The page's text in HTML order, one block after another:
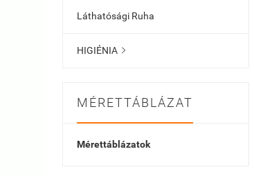
Láthatósági Ruha
HIGIÉNIA 
MÉRETTÁBLÁZAT
Mérettáblázatok